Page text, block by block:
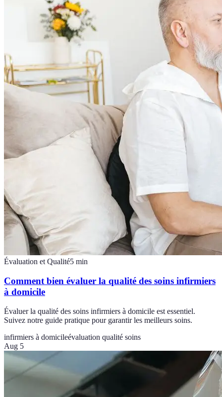
Évaluation et Qualité5 min
Comment bien évaluer la qualité des soins infirmiers
à domicile
Évaluer la qualité des soins infirmiers à domicile est essentiel.
Suivez notre guide pratique pour garantir les meilleurs soins.
infirmiers à domicileévaluation qualité soins
Aug 5